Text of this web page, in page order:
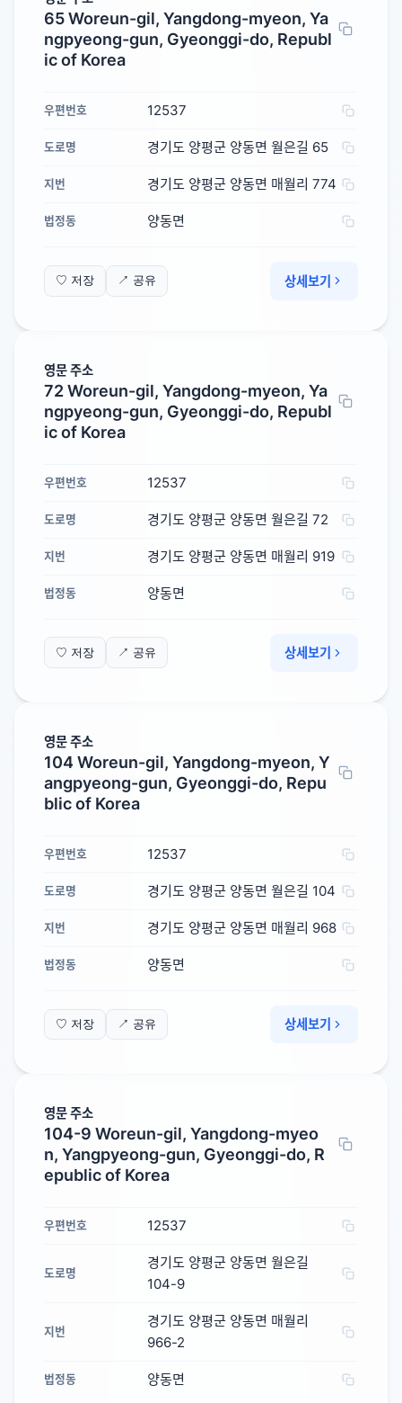
65 Woreun-gil, Yangdong-myeon, Ya
ngpyeong-gun, Gyeonggi-do, Republ
ic of Korea
우편번호 12537
도로명 경기도 양평군 양동면 월은길 65
지번 경기도 양평군 양동면 매월리 774
법정동 양동면
♡ 저장 ↗ 공유 상세보기
영문 주소
72 Woreun-gil, Yangdong-myeon, Ya
ngpyeong-gun, Gyeonggi-do, Republ
ic of Korea
우편번호 12537
도로명 경기도 양평군 양동면 월은길 72
지번 경기도 양평군 양동면 매월리 919
법정동 양동면
♡ 저장 ↗ 공유 상세보기
영문 주소
104 Woreun-gil, Yangdong-myeon, Y
angpyeong-gun, Gyeonggi-do, Repu
blic of Korea
우편번호 12537
도로명 경기도 양평군 양동면 월은길 104
지번 경기도 양평군 양동면 매월리 968
법정동 양동면
♡ 저장 ↗ 공유 상세보기
영문 주소
104-9 Woreun-gil, Yangdong-myeo
n, Yangpyeong-gun, Gyeonggi-do, R
epublic of Korea
우편번호 12537
도로명
경기도 양평군 양동면 월은길
104-9
지번
경기도 양평군 양동면 매월리
966-2
법정동 양동면